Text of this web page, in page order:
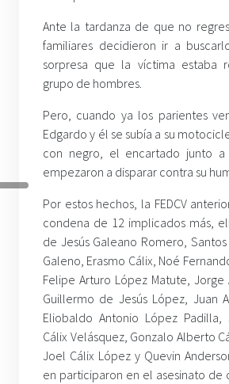
Ante la tardanza de que no
familiares decidieron ir a
sorpresa que la víctima estaba
grupo de hombres.
Pero, cuando ya los parientes
Edgardo y él se subía a su
con negro, el encartado junto a
empezaron a disparar contra su
Por estos hechos, la FEDCV
condena de 12 implicados más,
de Jesús Galeano Romero, Santos
Galeno, Erasmo Cálix, Noé
Felipe Arturo López Matute, Jorge
Guillermo de Jesús López, Juan
Eliobaldo Antonio López Padilla,
Cálix Velásquez, Gonzalo Alberto
Joel Cálix López y Quevin
en participaron en el asesinato de